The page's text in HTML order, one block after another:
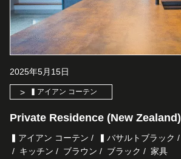
2025年5月15日
▍アイアン コーテン
Private Residence (New Zealand)
▍アイアン コーテン ▍バサルトブラック
キッチン
ブラウン ブラック 家具